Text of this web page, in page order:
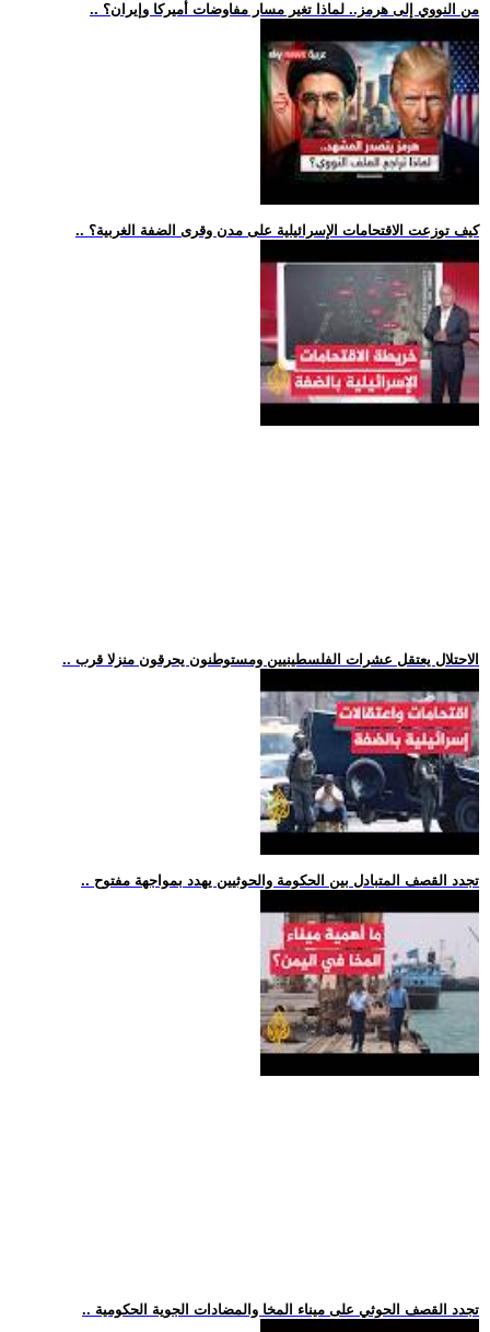
.. من النووي إلى هرمز.. لماذا تغير مسار مفاوضات أميركا وإيران؟
.. كيف توزعت الاقتحامات الإسرائيلية على مدن وقرى الضفة الغربية؟
.. الاحتلال يعتقل عشرات الفلسطينيين ومستوطنون يحرقون منزلا قرب
.. تجدد القصف المتبادل بين الحكومة والحوثيين يهدد بمواجهة مفتوح
.. تجدد القصف الحوثي على ميناء المخا والمضادات الجوية الحكومية